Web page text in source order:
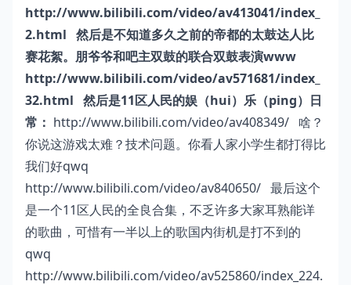
http://www.bilibili.com/video/av413041/index_
2.html 然后是不知道多久之前的帝都的太鼓达人比
赛花絮。朋爷爷和吧主双鼓的联合双鼓表演www
http://www.bilibili.com/video/av571681/index_
32.html 然后是11区人民的娱（hui）乐（ping）日
常： http://www.bilibili.com/video/av408349/ 啥？
你说这游戏太难？技术问题。你看人家小学生都打得比
我们好qwq
http://www.bilibili.com/video/av840650/ 最后这个
是一个11区人民的全良合集，不乏许多大家耳熟能详
的歌曲，可惜有一半以上的歌国内街机是打不到的
qwq
http://www.bilibili.com/video/av525860/index_224.